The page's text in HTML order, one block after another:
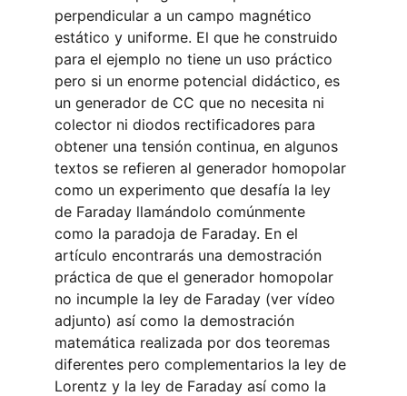
perpendicular a un campo magnético
estático y uniforme. El que he construido
para el ejemplo no tiene un uso práctico
pero si un enorme potencial didáctico, es
un generador de CC que no necesita ni
colector ni diodos rectificadores para
obtener una tensión continua, en algunos
textos se refieren al generador homopolar
como un experimento que desafía la ley
de Faraday llamándolo comúnmente
como la paradoja de Faraday. En el
artículo encontrarás una demostración
práctica de que el generador homopolar
no incumple la ley de Faraday (ver vídeo
adjunto) así como la demostración
matemática realizada por dos teoremas
diferentes pero complementarios la ley de
Lorentz y la ley de Faraday así como la